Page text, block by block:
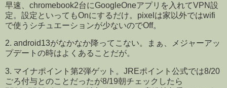
早速、chromebook2台にGoogleOneアプリを入れてVPN設
定。設定といってもOnにするだけ。pixelは家以外ではwifi
で使うシチュエーションが少ないのでOff。
2. android13がなかなか降ってこない。まぁ、メジャーアッ
プデートの時はよくあることだが。
3. マイナポイント第2弾ゲット。JREポイント公式では8/20
ごろ付与とのことだったが8/19朝チェックしたら